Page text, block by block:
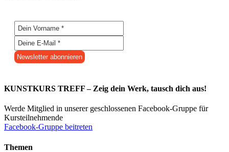
KUNSTKURS TREFF – Zeig dein Werk, tausch dich aus!
Werde Mitglied in unserer geschlossenen Facebook-Gruppe für
Kursteilnehmende
Facebook-Gruppe beitreten
Themen